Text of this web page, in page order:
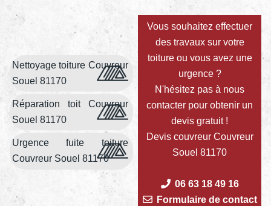
Nettoyage toiture Couvreur
Souel 81170
Réparation toit Couvreur
Souel 81170
Urgence fuite toiture
Couvreur Souel 81170
Vous souhaitez effectuer
des travaux sur votre
toiture ou vous avez une
urgence ?
N'hésitez pas à nous
contacter pour obtenir un
devis gratuit !
Devis couvreur Couvreur
Souel 81170
06 63 18 49 16
Formulaire de contact